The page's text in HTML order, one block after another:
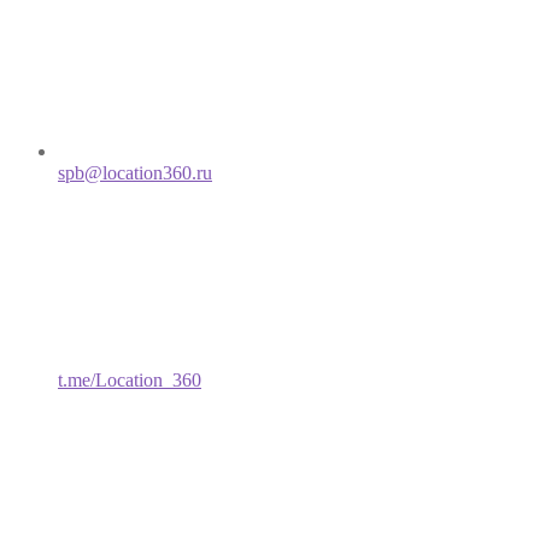
spb@location360.ru
t.me/Location_360